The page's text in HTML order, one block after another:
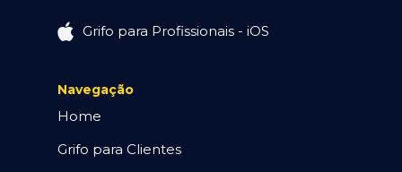
Grifo para Profissionais - iOS
Navegação
Home
Grifo para Clientes